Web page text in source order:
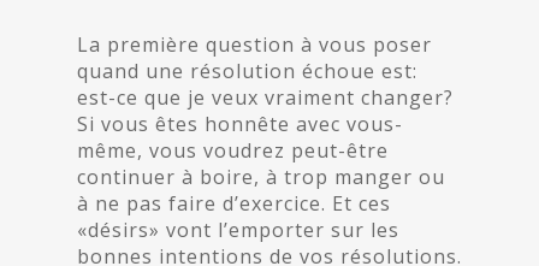
La première question à vous poser
quand une résolution échoue est:
est-ce que je veux vraiment changer?
Si vous êtes honnête avec vous-
même, vous voudrez peut-être
continuer à boire, à trop manger ou
à ne pas faire d’exercice. Et ces
«désirs» vont l’emporter sur les
bonnes intentions de vos résolutions.